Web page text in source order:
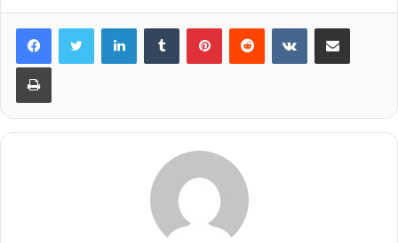
LinkedInTumblr PinterestReddit VKontakteE-Posta ile paylaş
Yazdır